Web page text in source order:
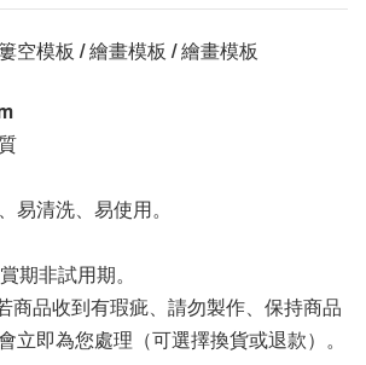
空模板 / 繪畫模板 / 繪畫模板
易清洗、易使用。
期非試用期。
商品收到有瑕疵、請勿製作、保持商品
立即為您處理（可選擇換貨或退款）。